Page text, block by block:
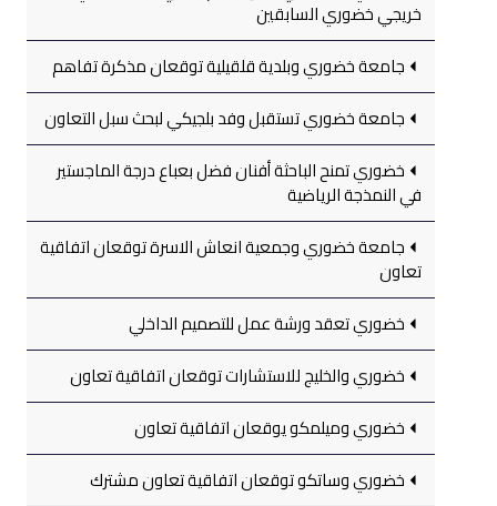
خريجي خضوري السابقين
جامعة خضوري وبلدية قلقيلية توقعان مذكرة تفاهم
جامعة خضوري تستقبل وفد بلجيكي لبحث سبل التعاون
خضوري تمنح الباحثة أفنان فضل بعباع درجة الماجستير
في النمذجة الرياضية
جامعة خضوري وجمعية انعاش الاسرة توقعان اتفاقية
تعاون
خضوري تعقد ورشة عمل للتصميم الداخلي
خضوري والخليج للاستشارات توقعان اتفاقية تعاون
خضوري وميلمكو يوقعان اتفاقية تعاون
خضوري وساتكو توقعان اتفاقية تعاون مشترك